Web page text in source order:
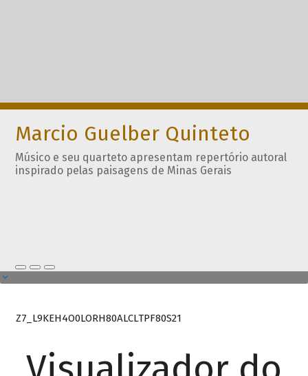
Marcio Guelber Quinteto
Músico e seu quarteto apresentam repertório autoral
inspirado pelas paisagens de Minas Gerais
Z7_L9KEH4O0LORH80ALCLTPF80S21